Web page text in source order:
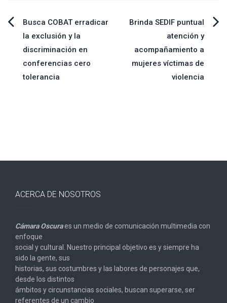
Navegación
de
entradas
Busca COBAT erradicar
la exclusión y la
discriminación en
conferencias cero
tolerancia
Brinda SEDIF puntual
atención y
acompañamiento a
mujeres víctimas de
violencia
ACERCA DE NOSOTROS
Cámara Oscuraes un medio de comunicación multimedia con
enfoque
social y cultural. Nuestro principal objetivo es y siempre ha
sido la gente, sus
historias, sus costumbres y las labores de personajes que,
desde los distintos
ámbitos y circunstancias sociales, buscan superarse, ser
referentes de un cambio